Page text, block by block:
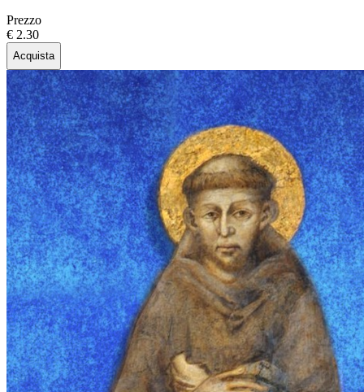
Prezzo
€ 2.30
Acquista